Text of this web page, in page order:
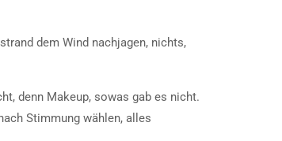
dem Wind nachjagen, nichts,
denn Makeup, sowas gab es nicht.
Stimmung wählen, alles